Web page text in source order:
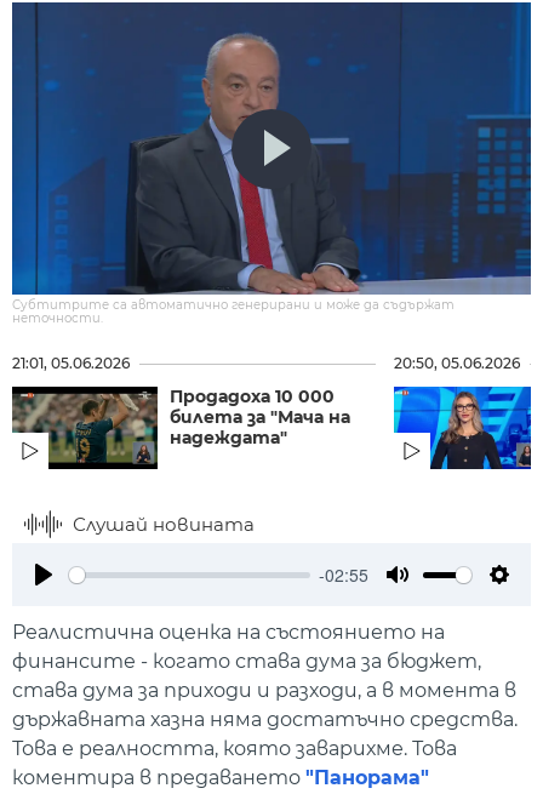
Субтитрите са автоматично генерирани и може да съдържат
неточности.
21:01, 05.06.2026
Продадоха 10 000
билета за "Мача на
надеждата"
20:50, 05.06.2026
Слушай новината
-02:55
Реалистична оценка на състоянието на
финансите - когато става дума за бюджет,
става дума за приходи и разходи, а в момента в
държавната хазна няма достатъчно средства.
Това е реалността, която заварихме. Това
коментира в предаването "Панорама"